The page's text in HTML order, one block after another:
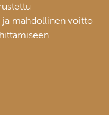
ja mahdollinen voitto